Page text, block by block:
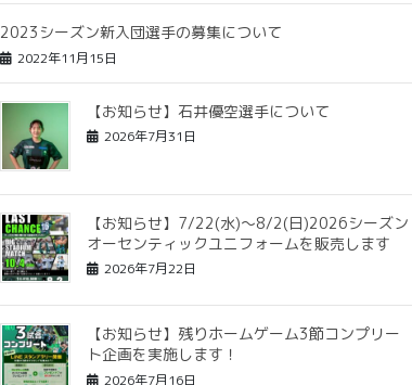
2023シーズン新入団選手の募集について
2022年11月15日
【お知らせ】石井優空選手について
2026年7月31日
【お知らせ】7/22(水)〜8/2(日)2026シーズン
オーセンティックユニフォームを販売します
2026年7月22日
【お知らせ】残りホームゲーム3節コンプリー
ト企画を実施します！
2026年7月16日